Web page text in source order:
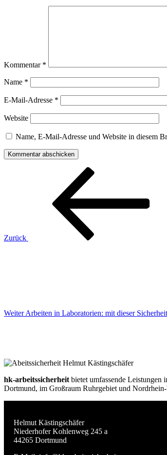
Kommentar *
Name *
E-Mail-Adresse *
Website
Name, E-Mail-Adresse und Website in diesem
Beitragsnavigation
Zurück
Weiter Arbeiten in Laboratorien: mit dieser
hk-arbeitssicherheit bietet umfassende Leistungen
Dortmund, im Großraum Ruhrgebiet und
Helmut Kästingschäfer
Niederhofer Kohlenweg 245 a
44265 Dortmund